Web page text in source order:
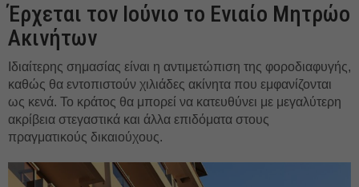
Έρχεται τον Ιούνιο το Ενιαίο Μητρώο
Ακινήτων
Ιδιαίτερης σημασίας είναι η αντιμετώπιση της φοροδιαφυγής,
καθώς θα εντοπιστούν χιλιάδες ακίνητα που εμφανίζονται
ως κενά. Το κράτος θα μπορεί να κατευθύνει με μεγαλύτερη
ακρίβεια στεγαστικά και άλλα επιδόματα στους
πραγματικούς δικαιούχους.